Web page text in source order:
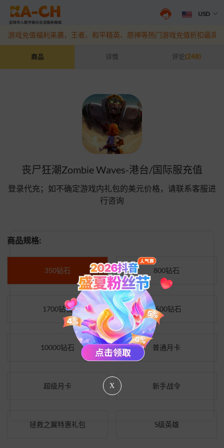
丧尸狂潮Zombie Waves-港台/国际服充值
USD
抖音盛夏宠粉季来袭！抖钻充值最高6%优惠，热门规格更划算点此查
游戏充值福利来袭，王者、和平精英、原神等热门游戏充值折扣最高
商品 详情 评论(248)
丧尸狂潮Zombie Waves-港台/国际服充值
登录代充；如不确定游戏内礼包的美元价格，请联系客服进
行咨询
商品规格:
350钻石 800钻石
1700钻石 4500钻石
10000钻石 普通月卡
超级月卡 新手战令
拯救之翼特惠礼包 S级英雄
X